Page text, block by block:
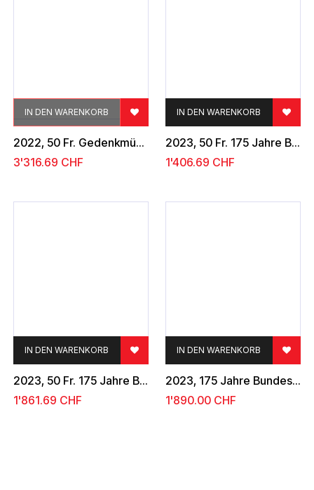
2022, 50 Fr. Gedenkmünze "100 Jahre letzte Prägung 10-Franken-Vreneli"
IN DEN WARENKORB
3'316.69 CHF
2023, 50 Fr. 175 Jahre Bundesverfassung
IN DEN WARENKORB
1'406.69 CHF
2023, 50 Fr. 175 Jahre Bundesverfassung
IN DEN WARENKORB
1'861.69 CHF
2023, 175 Jahre Bundesverfassung", Münzboxen
IN DEN WARENKORB
1'890.00CHF